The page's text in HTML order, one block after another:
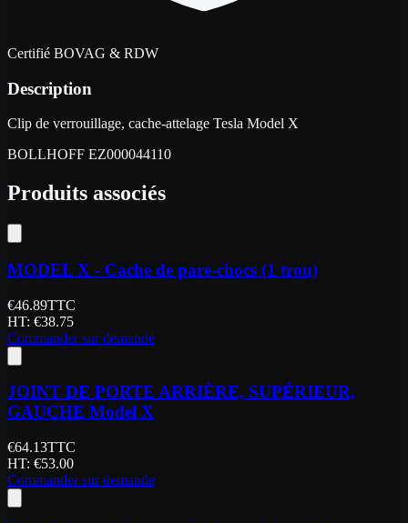
Certifié BOVAG & RDW
Description
Clip de verrouillage, cache-attelage Tesla Model X
BOLLHOFF EZ000044110
Produits associés
MODEL X - Cache de pare-chocs (1 trou)
€46.89TTC
HT: €38.75
Commander sur demande
JOINT DE PORTE ARRIÈRE, SUPÉRIEUR,
GAUCHE Model X
€64.13TTC
HT: €53.00
Commander sur demande